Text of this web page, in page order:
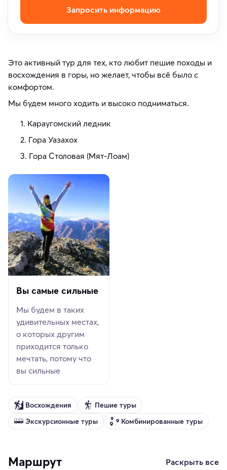
Запросить информацию
Это активный тур для тех, кто любит пешие походы и
восхождения в горы, но желает, чтобы всё было с
комфортом.
Мы будем много ходить и высоко подниматься.
Караугомский ледник
Гора Уазахох
Гора Столовая (Мят-Лоам)
Вы самые сильные
Мы будем в таких
удивительных местах,
о которых другим
приходится только
мечтать, потому что
вы сильные
Восхождения
Пешие туры
Экскурсионные туры
Комбинированные туры
Маршрут Раскрыть все